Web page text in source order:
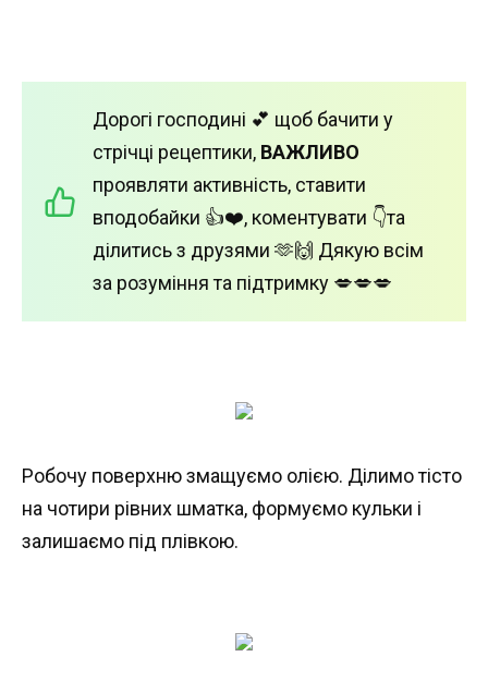
Дорогі господині 💕 щоб бачити у
стрічці рецептики, ВАЖЛИВО
проявляти активність, ставити
вподобайки 👍❤️, коментувати 👇та
ділитись з друзями 🫶🙌 Дякую всім
за розуміння та підтримку 💋💋💋
Робочу поверхню змащуємо олією. Ділимо тісто
на чотири рівних шматка, формуємо кульки і
залишаємо під плівкою.